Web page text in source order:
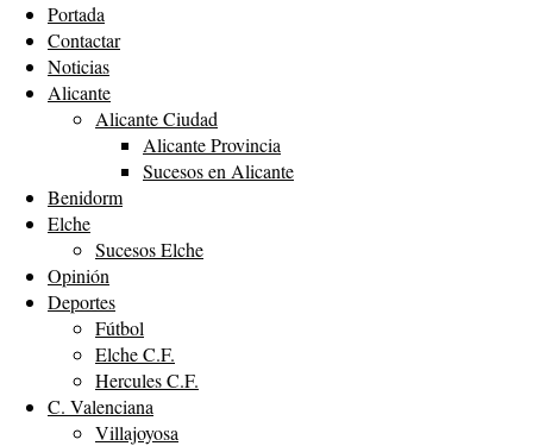
Portada
Contactar
Noticias
Alicante
Alicante Ciudad
Alicante Provincia
Sucesos en Alicante
Benidorm
Elche
Sucesos Elche
Opinión
Deportes
Fútbol
Elche C.F.
Hercules C.F.
C. Valenciana
Villajoyosa